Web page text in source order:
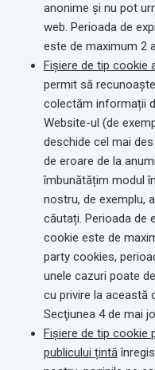
anonime și nu pot
web. Perioada de
este de maximum 2
Fișiere de tip cookie
permit să
colectăm informații
Website-ul (de
deschide cel mai
de eroare de la
îmbunătățim modul
nostru, de exemplu,
căutați. Perioada de
cookie este de
party cookies,
unele cazuri poate
cu privire la această
Secţiunea 4 de mai
Fișiere de tip cookie
publicului țintă